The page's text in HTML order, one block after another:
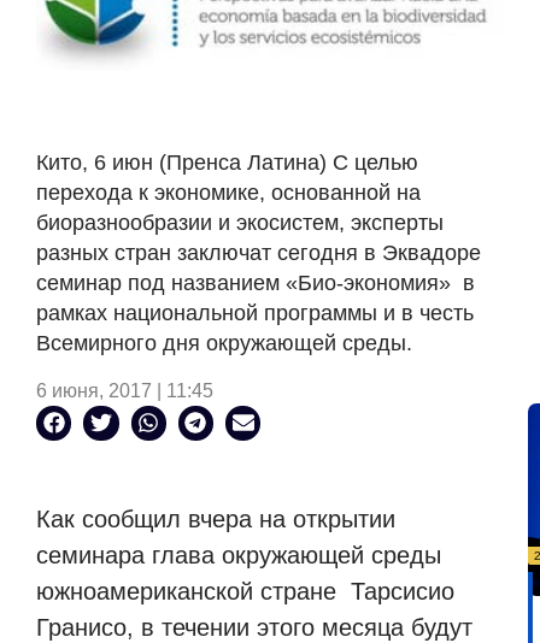
Кито, 6 июн (Пренса Латина) С целью
перехода к экономике, основанной на
биоразнообразии и экосистем, эксперты
разных стран заключат сегодня в Эквадоре
семинар под названием «Био-экономия» в
рамках национальной программы и в честь
Всемирного дня окружающей среды.
6 июня, 2017 | 11:45
Как сообщил вчера на открытии
семинара глава окружающей среды
южноамериканской стране Тарсисио
Гранисо, в течении этого месяца будут